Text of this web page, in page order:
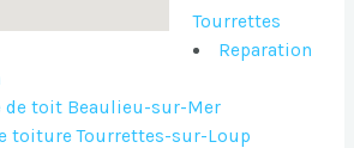
Tourrettes
Reparation
de toit Beaulieu-sur-Mer
toiture Tourrettes-sur-Loup